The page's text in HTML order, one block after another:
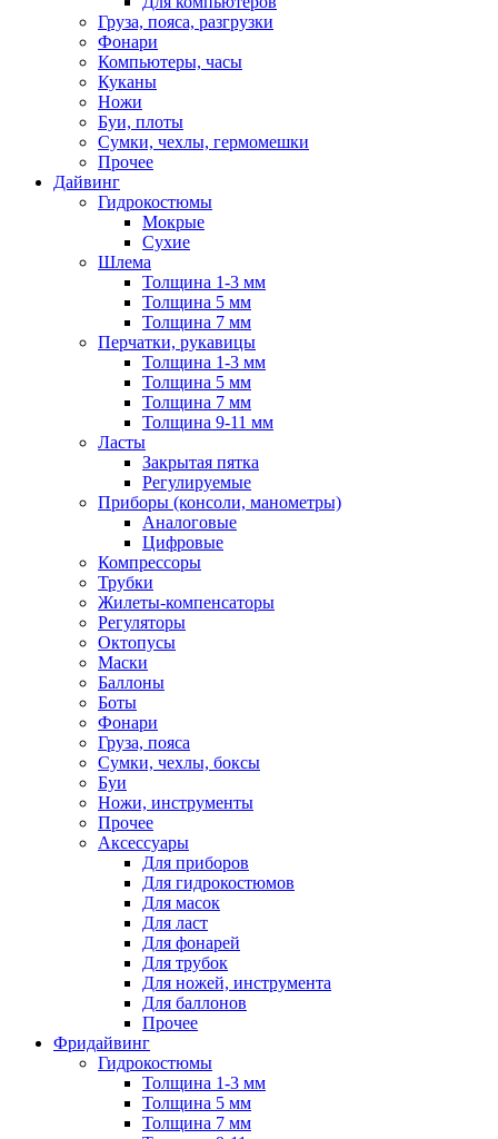
Груза, пояса, разгрузки
Фонари
Компьютеры, часы
Куканы
Ножи
Буи, плоты
Сумки, чехлы, гермомешки
Прочее
Дайвинг
Гидрокостюмы
Мокрые
Сухие
Шлема
Толщина 1-3 мм
Толщина 5 мм
Толщина 7 мм
Перчатки, рукавицы
Толщина 1-3 мм
Толщина 5 мм
Толщина 7 мм
Толщина 9-11 мм
Ласты
Закрытая пятка
Регулируемые
Приборы (консоли, манометры)
Аналоговые
Цифровые
Компрессоры
Трубки
Жилеты-компенсаторы
Регуляторы
Октопусы
Маски
Баллоны
Боты
Фонари
Груза, пояса
Сумки, чехлы, боксы
Буи
Ножи, инструменты
Прочее
Аксессуары
Для приборов
Для гидрокостюмов
Для масок
Для ласт
Для фонарей
Для трубок
Для ножей, инструмента
Для баллонов
Прочее
Фридайвинг
Гидрокостюмы
Толщина 1-3 мм
Толщина 5 мм
Толщина 7 мм